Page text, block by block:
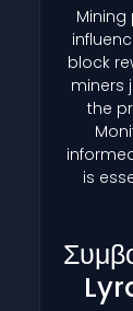
block
miners
the
is